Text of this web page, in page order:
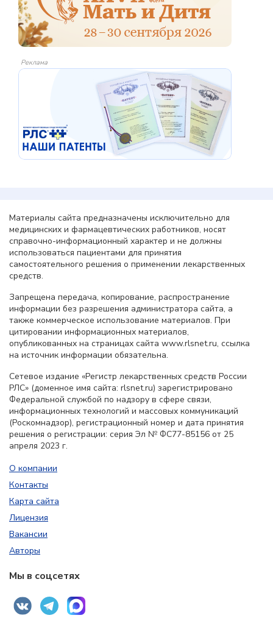
Реклама
Материалы сайта предназначены исключительно для
медицинских и фармацевтических работников, носят
справочно-информационный характер и не должны
использоваться пациентами для принятия
самостоятельного решения о применении лекарственных
средств.
Запрещена передача, копирование, распространение
информации без разрешения администратора сайта, а
также коммерческое использование материалов. При
цитировании информационных материалов,
опубликованных на страницах сайта www.rlsnet.ru, ссылка
на источник информации обязательна.
Сетевое издание «Регистр лекарственных средств России
РЛС» (доменное имя сайта: rlsnet.ru) зарегистрировано
Федеральной службой по надзору в сфере связи,
информационных технологий и массовых коммуникаций
(Роскомнадзор), регистрационный номер и дата принятия
решения о регистрации: серия Эл № ФС77-85156 от 25
апреля 2023 г.
О компании
Контакты
Карта сайта
Лицензия
Вакансии
Авторы
Мы в соцсетях